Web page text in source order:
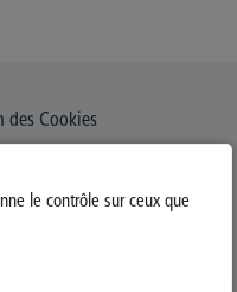
le contrôle sur ceux que
des Cookies